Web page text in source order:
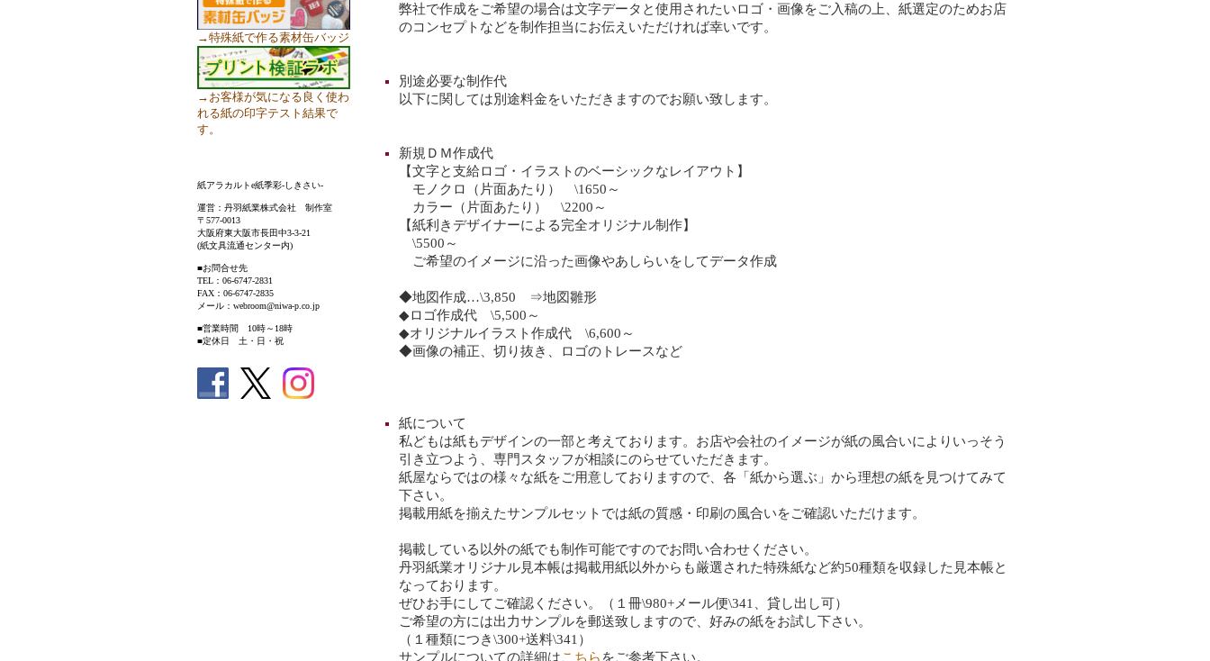
→特殊紙で作る素材缶バッジ
→お客様が気になる良く使わ
れる紙の印字テスト結果で
す。
紙アラカルトe紙季彩-しきさい-
運営：丹羽紙業株式会社 制作室
〒577-0013
大阪府東大阪市長田中3-3-21
(紙文具流通センター内)
■お問合せ先
TEL：06-6747-2831
FAX：06-6747-2835
メール：webroom@niwa-p.co.jp
■営業時間 10時～18時
■定休日 土・日・祝
弊社で作成をご希望の場合は文字データと使用されたいロゴ・画像をご入稿の上、紙選定のためお店
のコンセプトなどを制作担当にお伝えいただければ幸いです。
別途必要な制作代
以下に関しては別途料金をいただきますのでお願い致します。
新規ＤＭ作成代
【文字と支給ロゴ・イラストのベーシックなレイアウト】
モノクロ（片面あたり） \1650～
カラー（片面あたり） \2200～
【紙利きデザイナーによる完全オリジナル制作】
\5500～
ご希望のイメージに沿った画像やあしらいをしてデータ作成
◆地図作成…\3,850 ⇒地図雛形
◆ロゴ作成代 \5,500～
◆オリジナルイラスト作成代 \6,600～
◆画像の補正、切り抜き、ロゴのトレースなど
紙について
私どもは紙もデザインの一部と考えております。お店や会社のイメージが紙の風合いによりいっそう
引き立つよう、専門スタッフが相談にのらせていただきます。
紙屋ならではの様々な紙をご用意しておりますので、各「紙から選ぶ」から理想の紙を見つけてみて
下さい。
掲載用紙を揃えたサンプルセットでは紙の質感・印刷の風合いをご確認いただけます。
掲載している以外の紙でも制作可能ですのでお問い合わせください。
丹羽紙業オリジナル見本帳は掲載用紙以外からも厳選された特殊紙など約50種類を収録した見本帳と
なっております。
ぜひお手にしてご確認ください。（１冊\980+メール便\341、貸し出し可）
ご希望の方には出力サンプルを郵送致しますので、好みの紙をお試し下さい。
（１種類につき\300+送料\341）
サンプルについての詳細はこちら をご参考下さい。